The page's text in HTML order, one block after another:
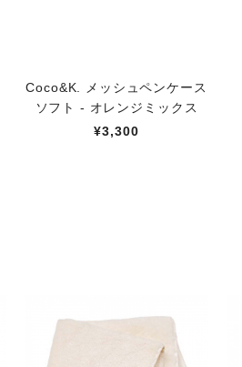
Coco&K. メッシュペンケース
ソフト - オレンジミックス
¥3,300